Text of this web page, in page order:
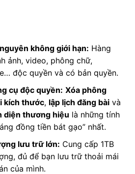
không giới hạn: Hàng
ảnh, video, phông chữ,
độc quyền và có bản quyền.
cụ độc quyền: Xóa phông
kích thước, lập lịch đăng bàivà
diện thương hiệu là những tính
đồng tiền bát gạo” nhất.
lưu trữ lớn: Cung cấp 1TB
đủ để bạn lưu trữ thoải mái
của mình.